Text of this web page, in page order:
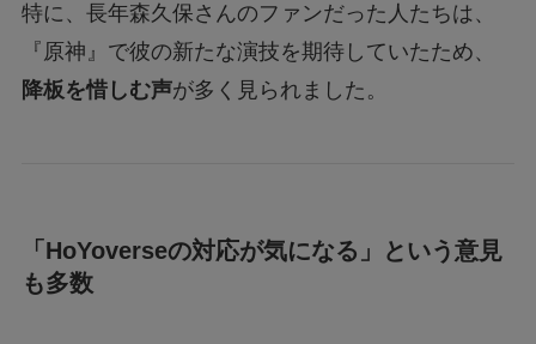
特に、長年森久保さんのファンだった人たちは、
『原神』で彼の新たな演技を期待していたため、
降板を惜しむ声が多く見られました。
「HoYoverseの対応が気になる」という意見
も多数